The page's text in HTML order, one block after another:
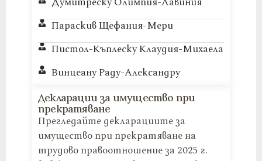
Параскив Щефания-Мери
Пистол-Къплеску Клаудия-Михаела
Винцеану Раду-Александру
Декларации за имущество при
прекратяване
Прегледайте декларациите за
имущество при прекратяване на
трудово правоотношение за 2025 г.